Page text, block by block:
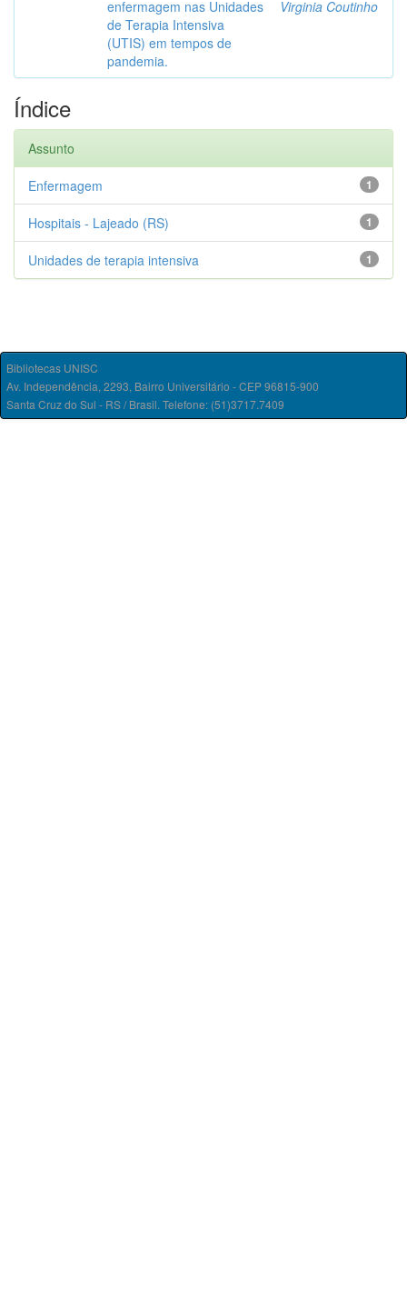
enfermagem nas Unidades
de Terapia Intensiva
(UTIS) em tempos de
pandemia.
Virginia Coutinho
Índice
Assunto
1
Enfermagem
1
Hospitais - Lajeado (RS)
1
Unidades de terapia intensiva
Bibliotecas UNISC
Av. Independência, 2293, Bairro Universitário - CEP 96815-900
Santa Cruz do Sul - RS / Brasil. Telefone: (51)3717.7409